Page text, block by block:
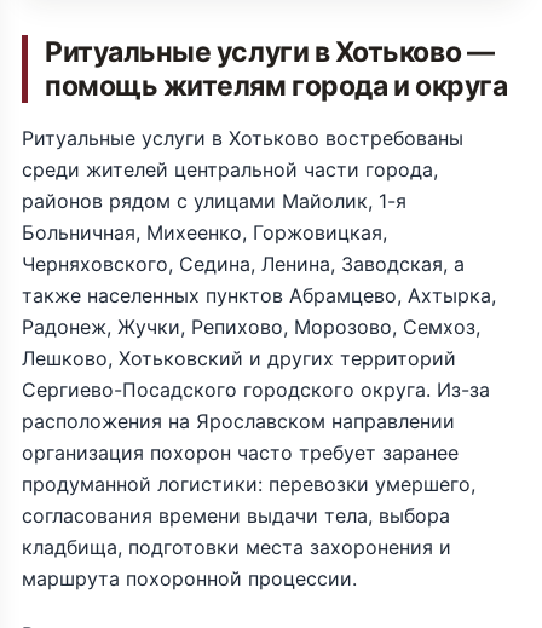
Ритуальные услуги в Хотьково —
помощь жителям города и округа
Ритуальные услуги в Хотьково востребованы
среди жителей центральной части города,
районов рядом с улицами Майолик, 1-я
Больничная, Михеенко, Горжовицкая,
Черняховского, Седина, Ленина, Заводская, а
также населенных пунктов Абрамцево, Ахтырка,
Радонеж, Жучки, Репихово, Морозово, Семхоз,
Лешково, Хотьковский и других территорий
Сергиево-Посадского городского округа. Из-за
расположения на Ярославском направлении
организация похорон часто требует заранее
продуманной логистики: перевозки умершего,
согласования времени выдачи тела, выбора
кладбища, подготовки места захоронения и
маршрута похоронной процессии.